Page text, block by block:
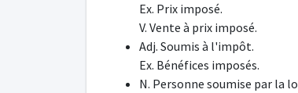
Ex. Prix imposé.
V. Vente à prix imposé.
Adj. Soumis à l'impôt.
Ex. Bénéfices imposés.
N. Personne soumise par la